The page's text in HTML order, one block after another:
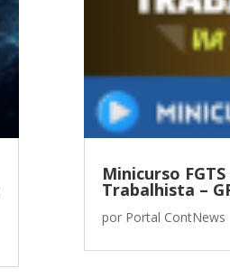
Minicurso
Trabalhista –
por Portal ContNews